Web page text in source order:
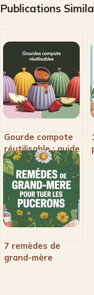
Publications
Gourde compote
réutilisable : guide
d’achat et
conseils
d’utilisation
7 remèdes de
grand-mère